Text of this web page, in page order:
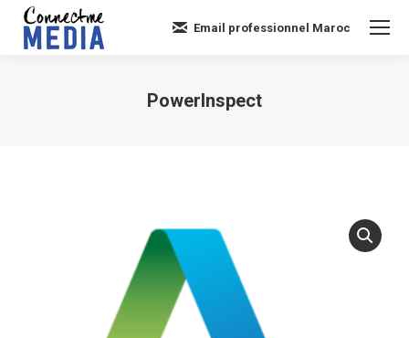
Email professionnel Maroc
PowerInspect